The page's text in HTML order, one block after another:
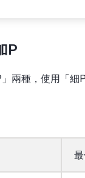
P
兩種，使用「細
最